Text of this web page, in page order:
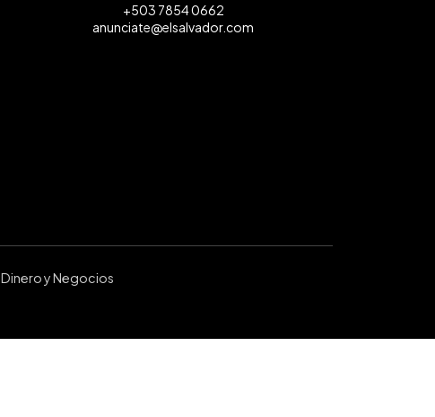
+503 7854 0662
anunciate@elsalvador.com
Dinero y Negocios